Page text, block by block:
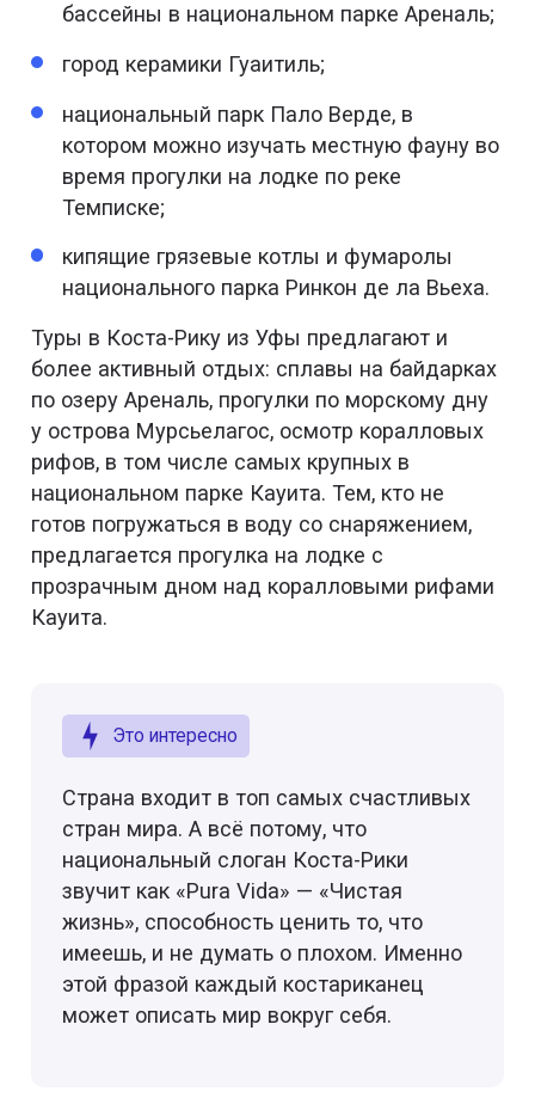
бассейны в национальном парке Ареналь;
город керамики Гуаитиль;
национальный парк Пало Верде, в
котором можно изучать местную фауну во
время прогулки на лодке по реке
Темписке;
кипящие грязевые котлы и фумаролы
национального парка Ринкон де ла Вьеха.
Туры в Коста-Рику из Уфы предлагают и
более активный отдых: сплавы на байдарках
по озеру Ареналь, прогулки по морскому дну
у острова Мурсьелагос, осмотр коралловых
рифов, в том числе самых крупных в
национальном парке Кауита. Тем, кто не
готов погружаться в воду со снаряжением,
предлагается прогулка на лодке с
прозрачным дном над коралловыми рифами
Кауита.
Это интересно
Страна входит в топ самых счастливых
стран мира. А всё потому, что
национальный слоган Коста-Рики
звучит как «Pura Vida» — «Чистая
жизнь», способность ценить то, что
имеешь, и не думать о плохом. Именно
этой фразой каждый костариканец
может описать мир вокруг себя.